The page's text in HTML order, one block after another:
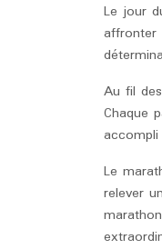
Le jour
affronter
Au fil
Chaque
Le
relever